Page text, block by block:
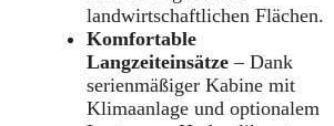
landwirtschaftlichen Flächen.
Komfortable
Langzeiteinsätze – Dank
serienmäßiger Kabine mit
Klimaanlage und optionalem